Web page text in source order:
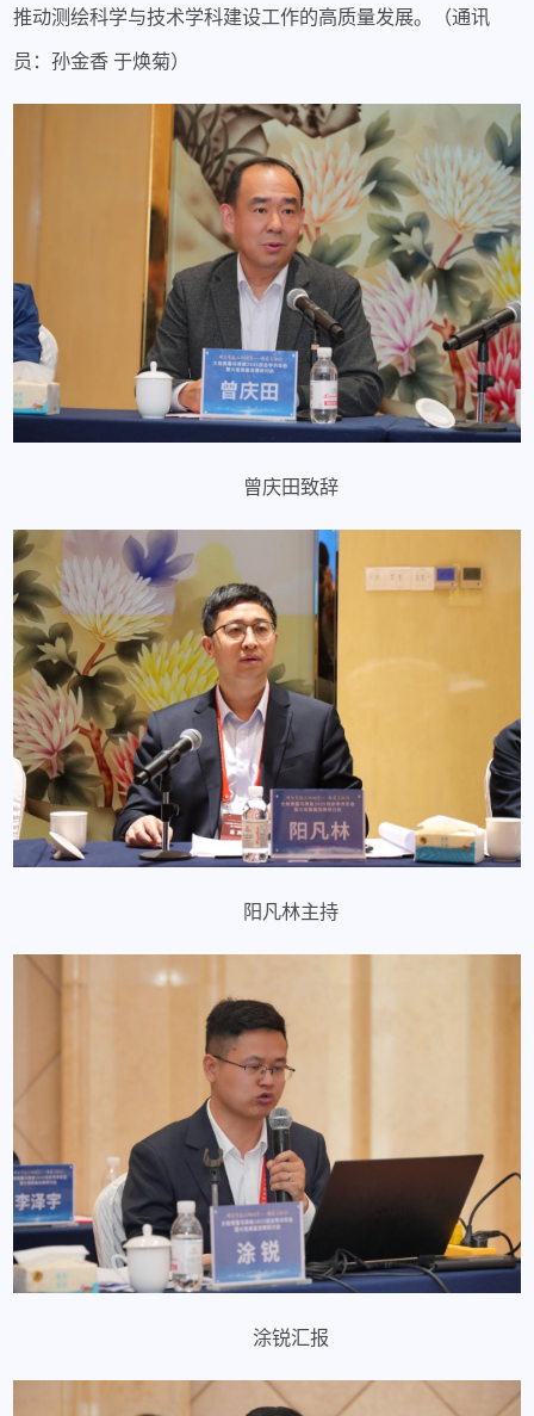
推动测绘科学与技术学科建设工作的高质量发展。（通讯
员：孙金香 于焕菊）
曾庆田致辞
阳凡林主持
涂锐汇报